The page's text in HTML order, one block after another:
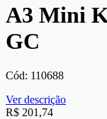
A3 Mini
GC
Cód: 110688
Ver descrição
R$ 201,74